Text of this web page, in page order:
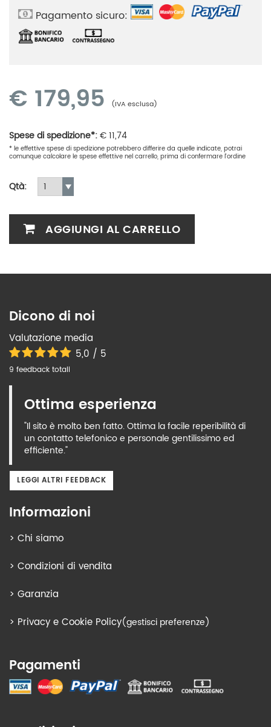
Pagamento sicuro:
€ 179,95 (IVA esclusa)
Spese di spedizione*:€11,74
* le effettive spese di spedizione potrebbero differire da quelle indicate, potrai
comunque calcolare le spese effettive nel carrello, prima di confermare l'ordine
Qtà:
AGGIUNGI AL CARRELLO
Dicono di noi
Valutazione media
5,0 / 5
9 feedback totali
Ottima esperienza
"Il sito è molto ben fatto. Ottima la facile reperibilità di
un contatto telefonico e personale gentilissimo ed
efficiente."
LEGGI ALTRI FEEDBACK
Informazioni
> Chi siamo
> Condizioni di vendita
> Garanzia
> Privacy e Cookie Policy(gestisci preferenze)
Pagamenti